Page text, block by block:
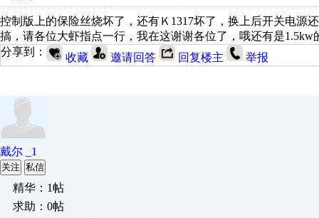
控制版上的保险丝烧坏了，还有Ｋ1317坏了，换上后开关电源
搞，请各位大虾指点一行，我在这谢谢各位了，哦还有是1.5kw
分享到：
收藏 邀请回答 回复楼主 举报
戴尔 _1
关注 私信
精华：1帖
求助：0帖